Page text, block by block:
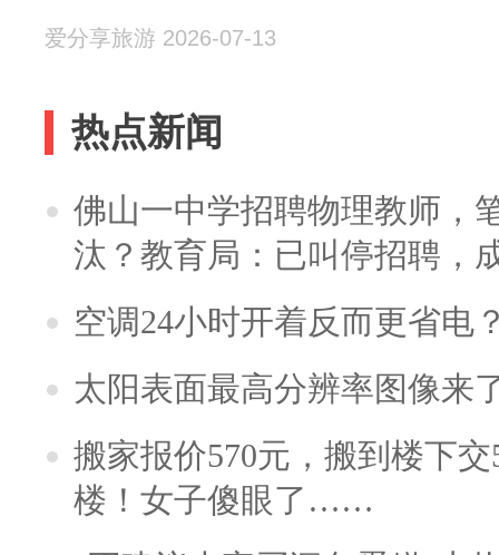
爱分享旅游 2026-07-13
热点新闻
佛山一中学招聘物理教师，
汰？教育局：已叫停招聘，
空调24小时开着反而更省电
太阳表面最高分辨率图像来
搬家报价570元，搬到楼下
楼！女子傻眼了……